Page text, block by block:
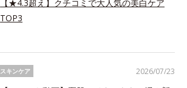
【★4.3超え】クチコミで大人気の美白ケア
TOP3
スキンケア 2026/07/23